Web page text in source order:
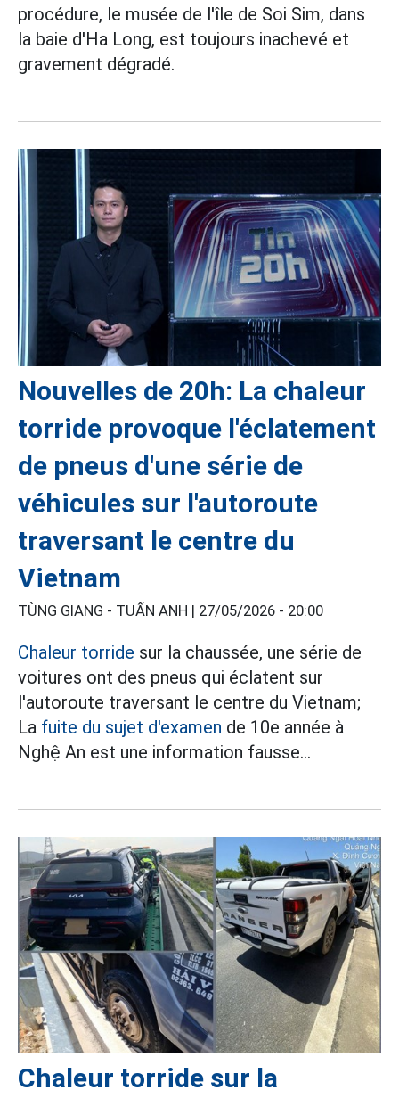
procédure, le musée de l'île de Soi Sim, dans
la baie d'Ha Long, est toujours inachevé et
gravement dégradé.
Nouvelles de 20h: La chaleur
torride provoque l'éclatement
de pneus d'une série de
véhicules sur l'autoroute
traversant le centre du
Vietnam
TÙNG GIANG - TUẤN ANH | 27/05/2026 - 20:00
Chaleur torride sur la chaussée, une série de
voitures ont des pneus qui éclatent sur
l'autoroute traversant le centre du Vietnam;
La fuite du sujet d'examen de 10e année à
Nghệ An est une information fausse...
Chaleur torride sur la